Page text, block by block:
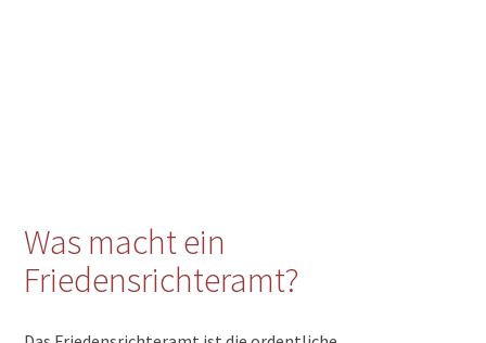
Was macht ein
Friedensrichteramt?